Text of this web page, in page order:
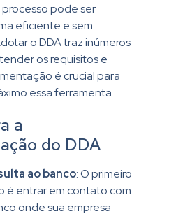
pode ser
eficiente e sem
o DDA traz inúmeros
os requisitos e
é crucial para
essa ferramenta.
a
do DDA
ao banco: O primeiro
é entrar em contato com
onde sua empresa